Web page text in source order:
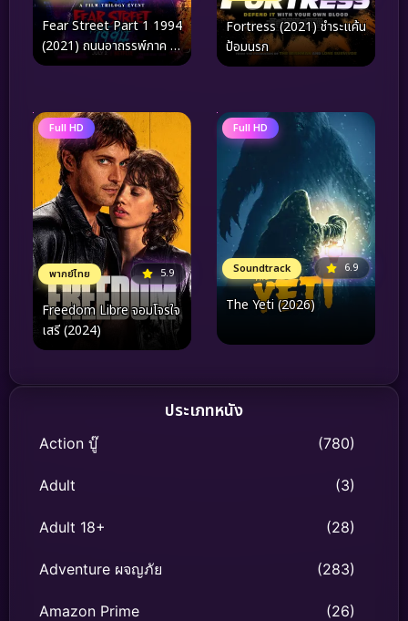
Fear Street Part 1 1994
(2021) ถนนอาถรรพ์ภาค 1
1994
Fortress (2021) ชำระแค้น
ป้อมนรก
Full HD
พากย์ไทย 5.9
Freedom Libre จอมโจรใจ
เสรี (2024)
Full HD
Soundtrack 6.9
The Yeti (2026)
ประเภทหนัง
Action บู๊ (780)
Adult (3)
Adult 18+ (28)
Adventure ผจญภัย (283)
Amazon Prime (26)